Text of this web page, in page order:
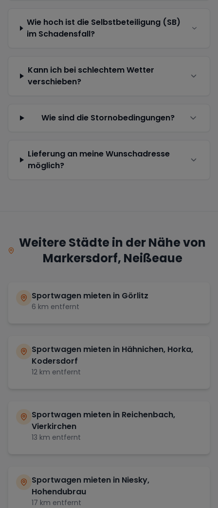
Wie hoch ist die Selbstbeteiligung (SB)
im Schadensfall?
Kann ich bei schlechtem Wetter
verschieben?
Wie sind die Stornobedingungen?
Lieferung an meine Wunschadresse
möglich?
Weitere Städte in der Nähe von
Markersdorf, Neißeaue
Sportwagen mieten in Görlitz
6 km entfernt
Sportwagen mieten in Hähnichen, Horka,
Kodersdorf
12 km entfernt
Sportwagen mieten in Reichenbach,
Vierkirchen
13 km entfernt
Sportwagen mieten in Niesky,
Hohendubrau
17 km entfernt